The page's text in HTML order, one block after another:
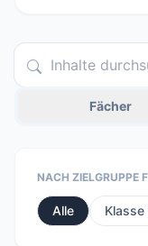
Fächer
NACH ZIELGRUPPE
Alle